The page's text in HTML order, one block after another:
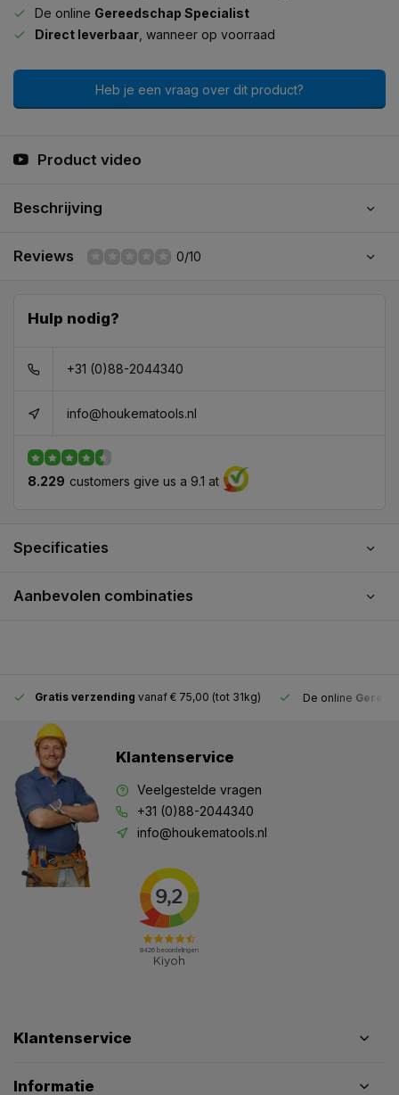
De online Gereedschap Specialist
Direct leverbaar , wanneer op voorraad
Heb je een vraag over dit product?
Product video
Beschrijving
Reviews 0/10
Hulp nodig?
+31 (0)88-2044340
info@houkematools.nl
8.229 customers give us a 9.1 at
Specificaties
Aanbevolen combinaties
Gratis verzending vanaf € 75,00 (tot 31kg) De online
Klantenservice
Veelgestelde vragen
+31 (0)88-2044340
info@houkematools.nl
Klantenservice
Informatie